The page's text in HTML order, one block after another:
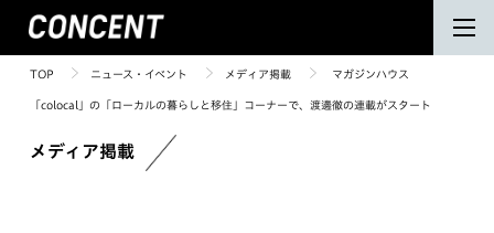
TOP ニュース・イベント メディア掲載 マガジンハウス
「colocal」の「ローカルの暮らしと移住」コーナーで、渡邊徹の連載がスタート
メディア掲載